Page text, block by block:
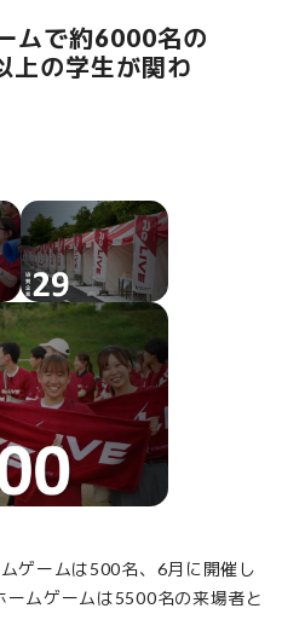
ムで約6000名の
上の学生が関わ
ゲームは500名、6月に開催し
ムゲームは5500名の来場者と